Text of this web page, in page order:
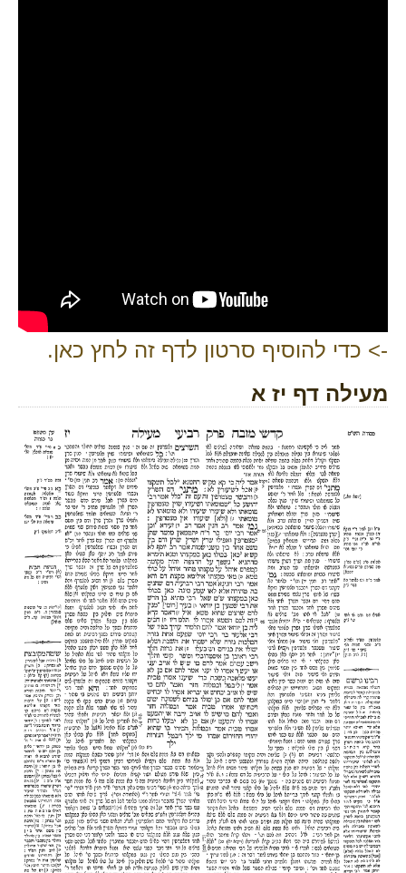
-> כדי להוסיף סרטון לדף זה לחץ כאן.
מעילה דף יז א